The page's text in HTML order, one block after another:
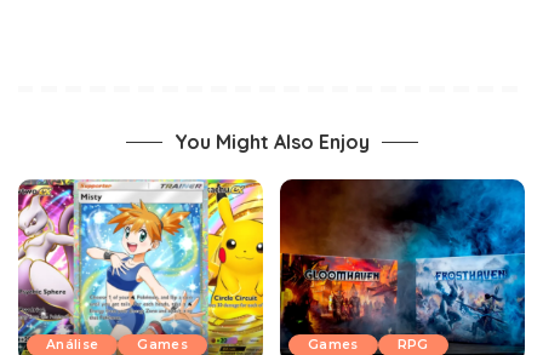
You Might Also Enjoy
Análise Games Games RPG